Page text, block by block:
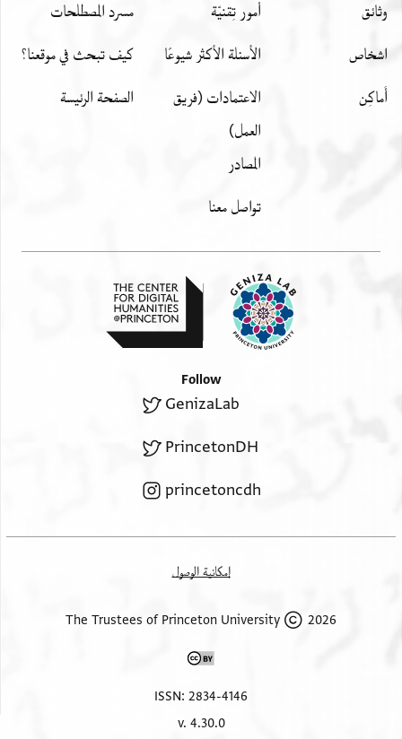
وثائق
اشخاص
أَماكِن
أمور تِقنيّة
الأسئلة الأكثر شيوعًا
الاعتمادات (فريق
العمل)
المصادر
تواصل معنا
مسرد المصطلحات
كيف تبحث في موقعنا؟
الصفحة الرئيسة
Follow
GenizaLab
PrincetonDH
princetoncdh
إمكانية الوصول
2026 The Trustees of Princeton University
ISSN: 2834-4146
v. 4.30.0